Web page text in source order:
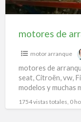
motores de
motor arranque
motores de
seat, Citroën, vw,
modelos y muchas
1754 vistas totales, 0